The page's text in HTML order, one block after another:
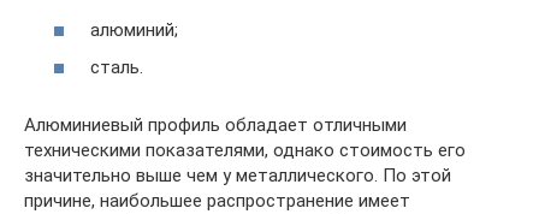
алюминий;
сталь.
Алюминиевый профиль обладает отличными
техническими показателями, однако стоимость его
значительно выше чем у металлического. По этой
причине, наибольшее распространение имеет